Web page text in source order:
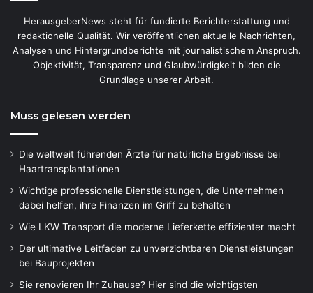
HerausgeberNews steht für fundierte Berichterstattung und
redaktionelle Qualität. Wir veröffentlichen aktuelle Nachrichten,
Analysen und Hintergrundberichte mit journalistischem Anspruch.
Objektivität, Transparenz und Glaubwürdigkeit bilden die
Grundlage unserer Arbeit.
Muss gelesen werden
Die weltweit führenden Ärzte für natürliche Ergebnisse bei
Haartransplantationen
Wichtige professionelle Dienstleistungen, die Unternehmen
dabei helfen, ihre Finanzen im Griff zu behalten
Wie LKW Transport die moderne Lieferkette effizienter macht
Der ultimative Leitfaden zu unverzichtbaren Dienstleistungen
bei Bauprojekten
Sie renovieren Ihr Zuhause? Hier sind die wichtigsten